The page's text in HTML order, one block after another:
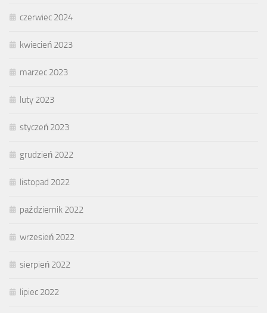
czerwiec 2024
kwiecień 2023
marzec 2023
luty 2023
styczeń 2023
grudzień 2022
listopad 2022
październik 2022
wrzesień 2022
sierpień 2022
lipiec 2022